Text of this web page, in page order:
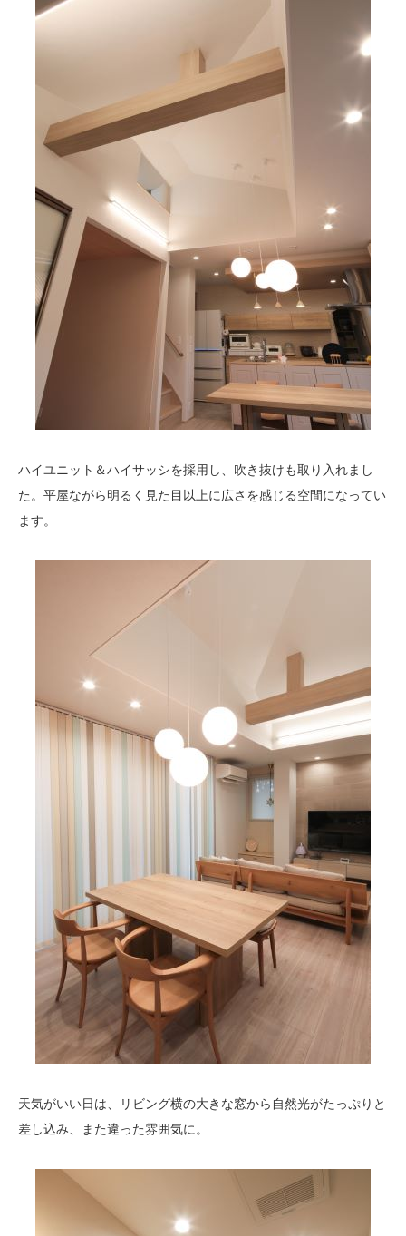
ハイユニット＆ハイサッシを採用し、吹き抜けも取り入れまし
た。平屋ながら明るく見た目以上に広さを感じる空間になってい
ます。
天気がいい日は、リビング横の大きな窓から自然光がたっぷりと
差し込み、また違った雰囲気に。